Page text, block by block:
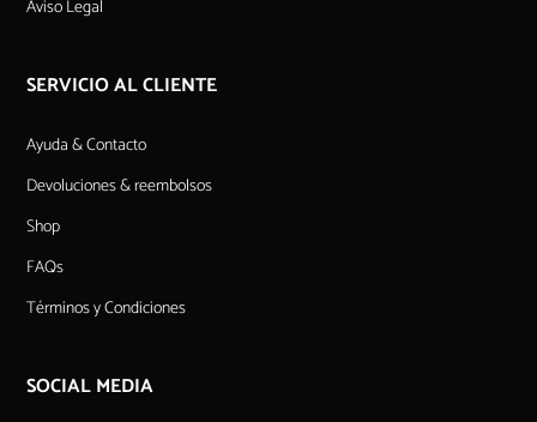
Aviso Legal
SERVICIO AL CLIENTE
Ayuda & Contacto
Devoluciones & reembolsos
Shop
FAQs
Términos y Condiciones
SOCIAL MEDIA